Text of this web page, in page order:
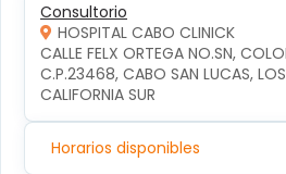
Consultorio
HOSPITAL CABO CLINICK
CALLE FELX ORTEGA NO.SN,
C.P.23468, CABO SAN LUCAS,
CALIFORNIA SUR
Horarios disponibles